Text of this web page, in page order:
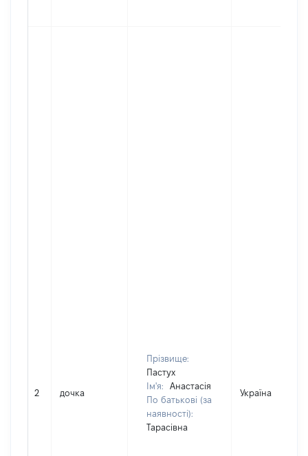
2 дочка
Прізвище:
Пастух
Ім'я:
Анастасія
По батькові (за
наявності):
Тарасівна
Україна